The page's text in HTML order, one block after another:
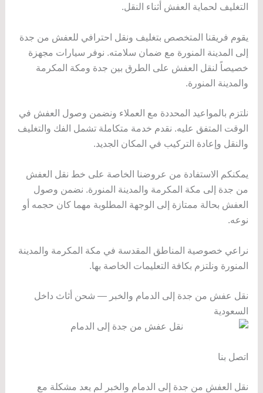
التغليف لحماية العفش أثناء النقل.
يقوم فريقنا المتخصص بتغليف ونقل احترافي للعفش من جدة
إلى المدينة المنورة مع ضمان سلامته. نوفر سيارات مجهزة
خصيصاً لنقل العفش على الطرق بين جدة ومكة المكرمة
والمدينة المنورة.
نلتزم بالمواعيد المحددة مع العملاء ونضمن وصول العفش في
الوقت المتفق عليه. نقدم خدمة متكاملة تشمل الفك والتغليف
والنقل وإعادة التركيب في المكان الجديد.
يمكنكم الاستفادة من عروضنا الخاصة على خط نقل العفش
من جدة إلى مكة المكرمة والمدينة المنورة. نضمن وصول
العفش بحالة ممتازة إلى الوجهة المطلوبة مهما كان حجمه أو
نوعه.
نراعي خصوصية المناطق المقدسة في مكة المكرمة والمدينة
المنورة ونلتزم بكافة التعليمات الخاصة بها.
نقل عفش من جدة إلى الدمام والخبر — شحن أثاث داخل
السعودية
اتصل بنا
نقل العفش من جدة إلى الدمام والخبر لم يعد مشكلة مع